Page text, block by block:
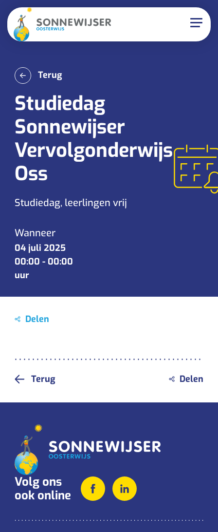
Terug
Studiedag
Sonnewijser
Vervolgonderwijs
Oss
Studiedag, leerlingen vrij
Wanneer
04 juli 2025
00:00 - 00:00
uur
Terug
Volg ons
ook online